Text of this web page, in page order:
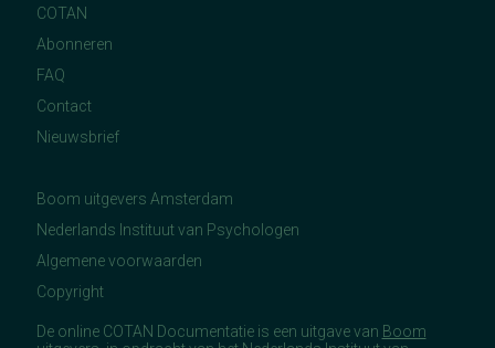
COTAN
Abonneren
FAQ
Contact
Nieuwsbrief
Boom uitgevers Amsterdam
Nederlands Instituut van Psychologen
Algemene voorwaarden
Copyright
De online COTAN Documentatie is een uitgave van Boom